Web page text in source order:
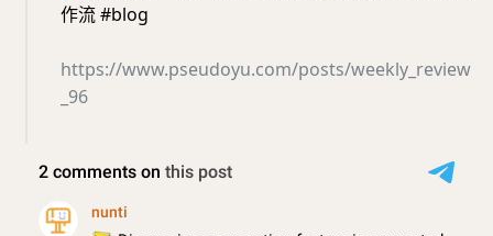
作流 #blog
https://www.pseudoyu.com/posts/weekly_review
_96